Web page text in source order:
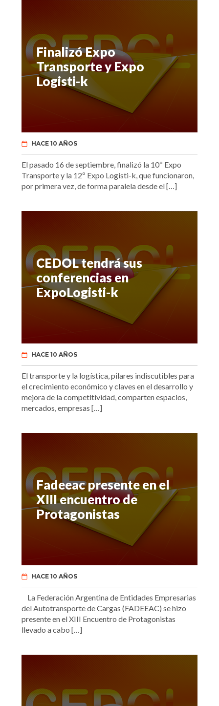
Finalizó Expo
Transporte y Expo
Logisti-k
HACE 10 AÑOS
El pasado 16 de septiembre, finalizó la 10º Expo
Transporte y la 12º Expo Logisti-k, que funcionaron,
por primera vez, de forma paralela desde el […]
CEDOL tendrá sus
conferencias en
ExpoLogisti-k
HACE 10 AÑOS
El transporte y la logística, pilares indiscutibles para
el crecimiento económico y claves en el desarrollo y
mejora de la competitividad, comparten espacios,
mercados, empresas […]
Fadeeac presente en el
XIII encuentro de
Protagonistas
HACE 10 AÑOS
La Federación Argentina de Entidades Empresarias
del Autotransporte de Cargas (FADEEAC) se hizo
presente en el XIII Encuentro de Protagonistas
llevado a cabo […]